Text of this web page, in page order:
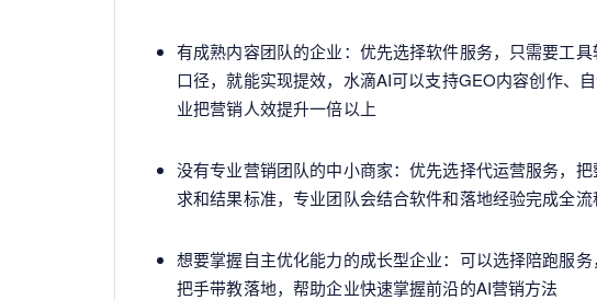
有成熟内容团队的企业：优先选择软件服务，只需要工
口径，就能实现提效，水滴AI可以支持GEO内容创作、
业把营销人效提升一倍以上
没有专业营销团队的中小商家：优先选择代运营服务，
求和结果标准，专业团队会结合软件和落地经验完成全
想要掌握自主优化能力的成长型企业：可以选择陪跑服
把手带教落地，帮助企业快速掌握前沿的AI营销方法